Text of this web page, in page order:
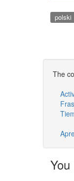
polski
The